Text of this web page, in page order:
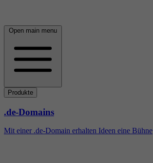
Open main menu
Produkte
.de-Domains
Mit einer .de-Domain erhalten Ideen eine Bühne